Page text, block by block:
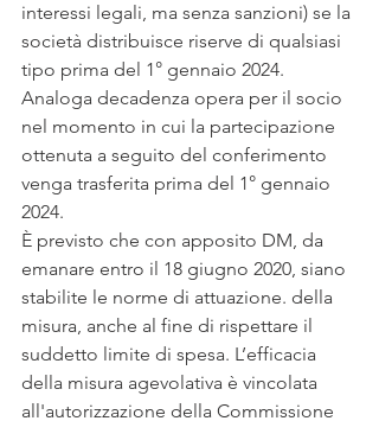
interessi legali, ma senza sanzioni) se la
società distribuisce riserve di qualsiasi
tipo prima del 1° gennaio 2024.
Analoga decadenza opera per il socio
nel momento in cui la partecipazione
ottenuta a seguito del conferimento
venga trasferita prima del 1° gennaio
2024.
È previsto che con apposito DM, da
emanare entro il 18 giugno 2020, siano
stabilite le norme di attuazione. della
misura, anche al fine di rispettare il
suddetto limite di spesa. L’efficacia
della misura agevolativa è vincolata
all'autorizzazione della Commissione